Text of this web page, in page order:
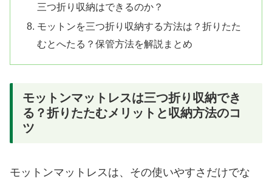
三つ折り収納はできるのか？
モットンを三つ折り収納する方法は？折りたた
むとへたる？保管方法を解説まとめ
モットンマットレスは三つ折り収納でき
る？折りたたむメリットと収納方法のコ
ツ
モットンマットレスは、その使いやすさだけでな